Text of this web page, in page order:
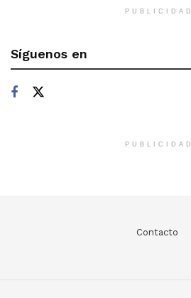
PUBLICIDAD
Síguenos en
PUBLICIDAD
Contacto